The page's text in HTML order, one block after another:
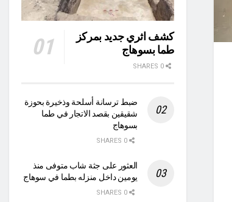
كشف اثري جديد بمركز
طما بسوهاج
ضبط ترسانة أسلحة وذخيرة بحوزة
شقيقين بقصد الاتجار في طما
بسوهاج
العثور على جثة شاب متوفى منذ
يومين داخل منزله بطما في سوهاج